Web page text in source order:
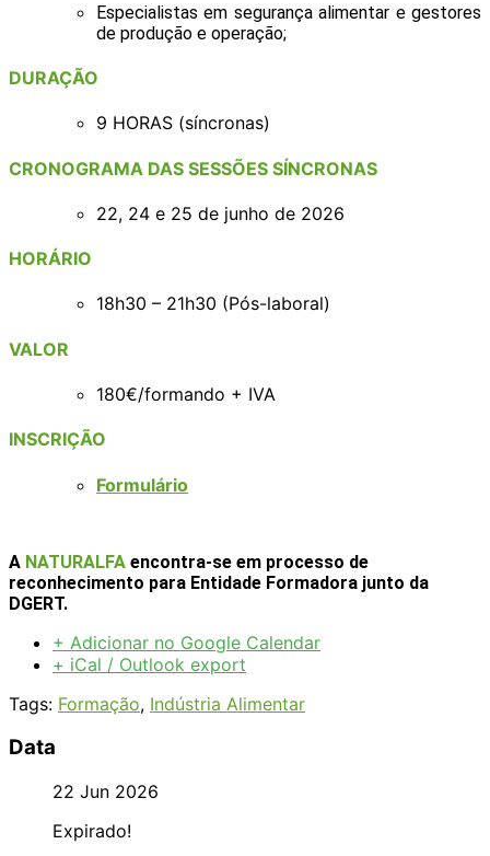
Especialistas em segurança alimentar e gestores
de produção e operação;
DURAÇÃO
9 HORAS (síncronas)
CRONOGRAMA DAS SESSÕES SÍNCRONAS
22, 24 e 25 de junho de 2026
HORÁRIO
18h30 – 21h30 (Pós-laboral)
VALOR
180€/formando + IVA
INSCRIÇÃO
Formulário
A NATURALFA encontra-se em processo de
reconhecimento para Entidade Formadora junto da
DGERT.
+ Adicionar no Google Calendar
+ iCal / Outlook export
Tags: Formação, Indústria Alimentar
Data
22 Jun 2026
Expirado!